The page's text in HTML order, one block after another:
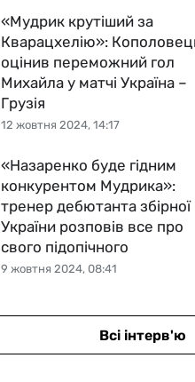
12 жовтня 2024, 14:17
«Мудрик крутіший за
Кварацхелію»:
оцінив переможний гол
Михайла у матчі Україна –
Грузія
9 жовтня 2024, 08:41
«Назаренко буде гідним
конкурентом Мудрика»:
тренер дебютанта збірної
України розповів все про
свого підопічного
Всі інтерв'ю